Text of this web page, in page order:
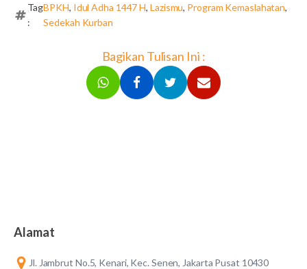
Tag
:
BPKH, Idul Adha 1447 H,Lazismu, Program Kemaslahatan,
Sedekah Kurban
Bagikan Tulisan Ini :
Alamat
Jl. Jambrut No.5, Kenari, Kec. Senen, Jakarta Pusat 10430